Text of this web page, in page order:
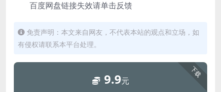
百度网盘链接失效请单击反馈
免责声明：本文来自网友，不代表本站的观点和立场，如
有侵权请联系本平台处理。
下载
9.9元